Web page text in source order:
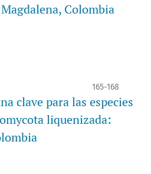
Colombia
165-168
clave para las especies
liquenizada: